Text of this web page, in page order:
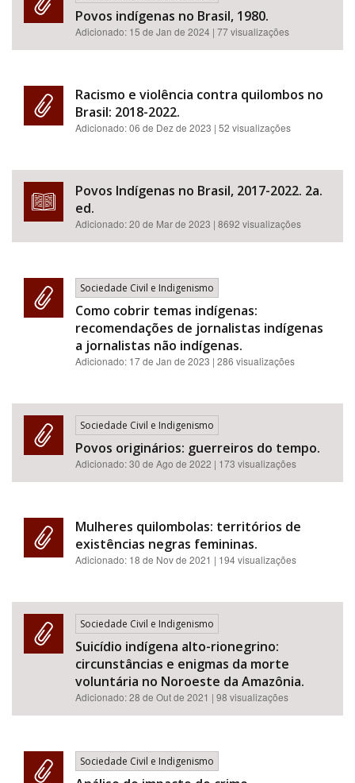
Povos indígenas no Brasil, 1980.
Adicionado: 15 de Jan de 2024 | 77 visualizações
Racismo e violência contra quilombos no
Brasil: 2018-2022.
Adicionado:06 de Dez de 2023 | 52 visualizações
Povos Indígenas no Brasil, 2017-2022. 2a.
ed.
Adicionado:20 de Mar de 2023 | 8692 visualizações
Sociedade Civil e Indigenismo
Como cobrir temas indígenas:
recomendações de jornalistas indígenas
a jornalistas não indígenas.
Adicionado: 17 de Jan de 2023 | 286 visualizações
Sociedade Civil e Indigenismo
Povos originários: guerreiros do tempo.
Adicionado:30 de Ago de 2022 | 173 visualizações
Mulheres quilombolas: territórios de
existências negras femininas.
Adicionado: 18 de Nov de 2021 | 194 visualizações
Sociedade Civil e Indigenismo
Suicídio indígena alto-rionegrino:
circunstâncias e enigmas da morte
voluntária no Noroeste da Amazônia.
Adicionado:28 de Out de 2021 | 98 visualizações
Sociedade Civil e Indigenismo